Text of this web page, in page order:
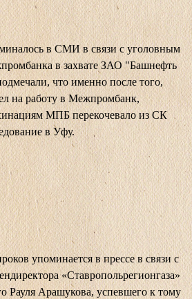
в СМИ в связи с уголовным
в захвате ЗАО "Башнефть
что именно после того,
на работу в Межпромбанк,
МПБ перекочевало из СК
в Уфу.
упоминается в прессе в связи с
«Ставропольрегионгаза»
Рауля Арашукова, успевшего к тому